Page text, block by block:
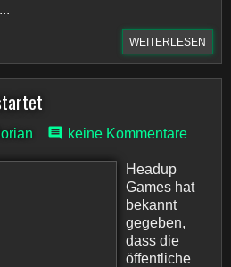
WEITERLESEN
keine Kommentare
Headup
Games hat
bekannt
gegeben,
dass die
öffentliche